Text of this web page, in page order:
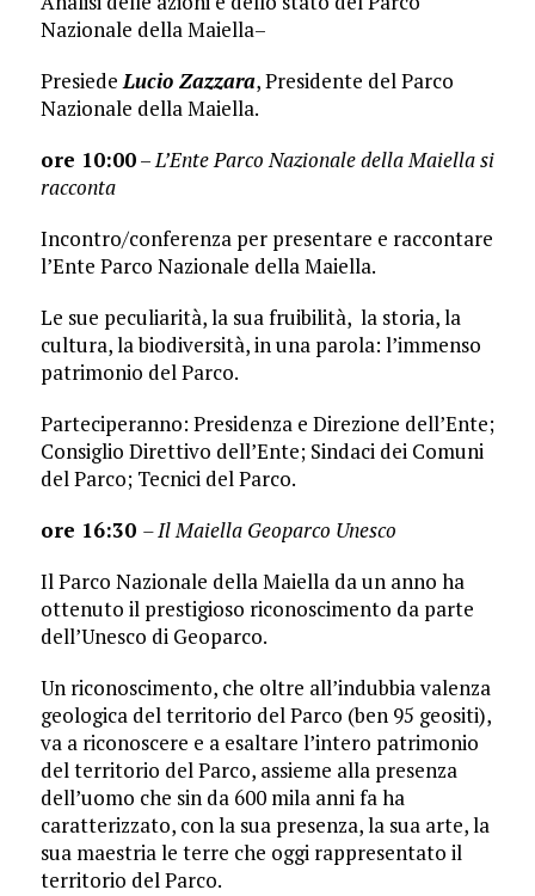
Nazionale della Maiella–
PresiedeLucio Zazzara, Presidente del Parco
Nazionale della Maiella.
ore 10:00–L’Ente Parco Nazionale della Maiella si
racconta
Incontro/conferenza per presentare e raccontare
l’Ente Parco Nazionale della Maiella.
Le sue peculiarità, la sua fruibilità, la storia, la
cultura, la biodiversità, in una parola: l’immenso
patrimonio del Parco.
Parteciperanno: Presidenza e Direzione dell’Ente;
Consiglio Direttivo dell’Ente; Sindaci dei Comuni
del Parco; Tecnici del Parco.
ore 16:30 – Il Maiella Geoparco Unesco
Il Parco Nazionale della Maiella da un anno ha
ottenuto il prestigioso riconoscimento da parte
dell’Unesco di Geoparco.
Un riconoscimento, che oltre all’indubbia valenza
geologica del territorio del Parco (ben 95 geositi),
va a riconoscere e a esaltare l’intero patrimonio
del territorio del Parco, assieme alla presenza
dell’uomo che sin da 600 mila anni fa ha
caratterizzato, con la sua presenza, la sua arte, la
sua maestria le terre che oggi rappresentato il
territorio del Parco.